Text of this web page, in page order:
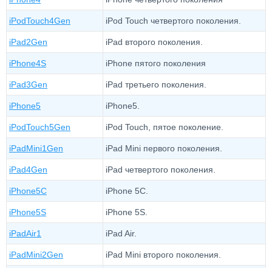
iPodTouch4Gen iPod Touch четвертого поколения.
iPad2Gen iPad второго поколения.
iPhone4S iPhone пятого поколения
iPad3Gen iPad третьего поколения.
iPhone5 iPhone5.
iPodTouch5Gen iPod Touch, пятое поколение.
iPadMini1Gen iPad Mini первого поколения.
iPad4Gen iPad четвертого поколения.
iPhone5C iPhone 5C.
iPhone5S iPhone 5S.
iPadAir1 iPad Air.
iPadMini2Gen iPad Mini второго поколения.